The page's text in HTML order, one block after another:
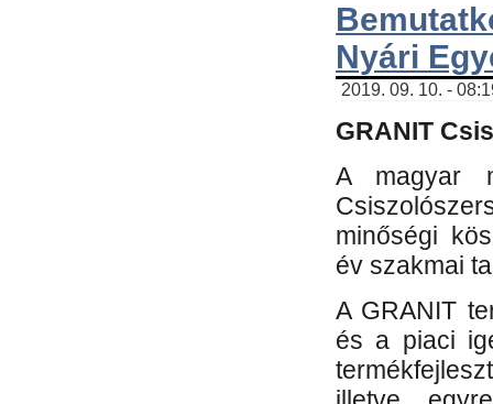
Nyári
2019. 09. 10. -
GRANIT
A magyar
minőségi
év szakmai
A GRANIT
és a piaci